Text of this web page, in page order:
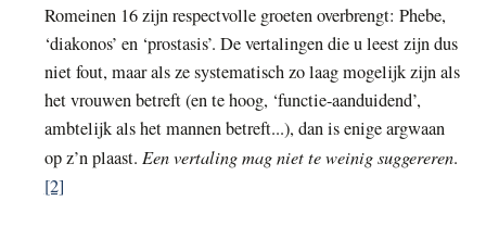
Romeinen 16 zijn respectvolle groeten overbrengt: Phebe,
‘diakonos’ en ‘prostasis’. De vertalingen die u leest zijn dus
niet fout, maar als ze systematisch zo laag mogelijk zijn als
het vrouwen betreft (en te hoog, ‘functie-aanduidend’,
ambtelijk als het mannen betreft...), dan is enige argwaan
op z’n plaast. Een vertaling mag niet te weinig suggereren.
[2]